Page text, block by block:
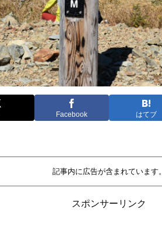
Facebook はてブ
記事内に広告が含まれています。
スポンサーリンク